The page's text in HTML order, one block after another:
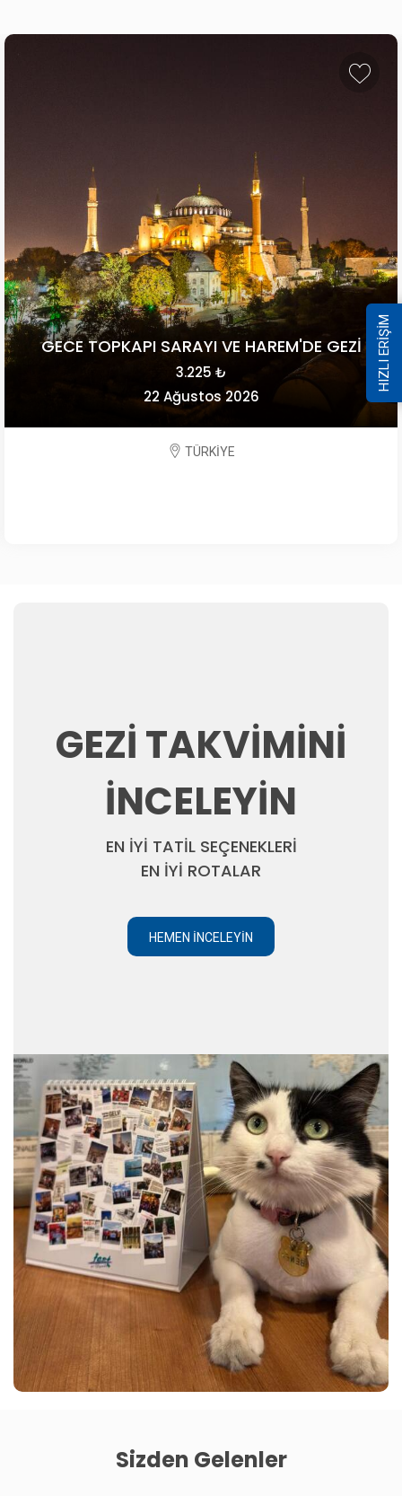
GECE TOPKAPI SARAYI VE HAREM'DE GEZİ
3.225 ₺
22 Ağustos 2026
TÜRKİYE
GEZİ TAKVİMİNİ
İNCELEYİN
EN İYİ TATİL SEÇENEKLERİ
EN İYİ ROTALAR
HEMEN İNCELEYIN
Sizden Gelenler
HIZLI ERİŞİM